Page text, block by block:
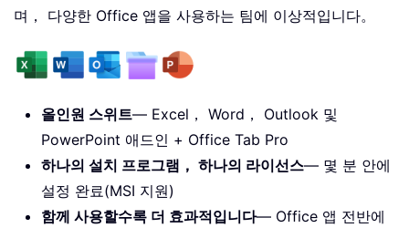
며， 다양한 Office 앱을 사용하는 팀에 이상적입니다。
올인원 스위트— Excel， Word， Outlook 및
PowerPoint 애드인 + Office Tab Pro
하나의 설치 프로그램， 하나의 라이선스— 몇 분 안에
설정 완료(MSI 지원)
함께 사용할수록 더 효과적입니다— Office 앱 전반에